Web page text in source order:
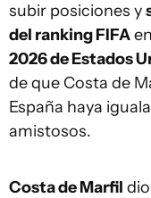
subir posiciones y
del ranking FIFA
2026 de Estados
de que Costa de
España haya
amistosos.
Costa de Marfil